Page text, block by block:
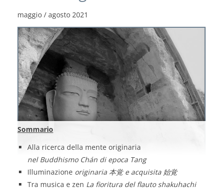
maggio / agosto 2021
Sommario
Alla ricerca della mente originaria
nel Buddhismo Chán di epoca Tang
Illuminazione originaria 本覚 e acquisita 始覚
Tra musica e zen La fioritura del flauto shakuhachi